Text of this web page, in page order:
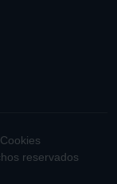
reservados